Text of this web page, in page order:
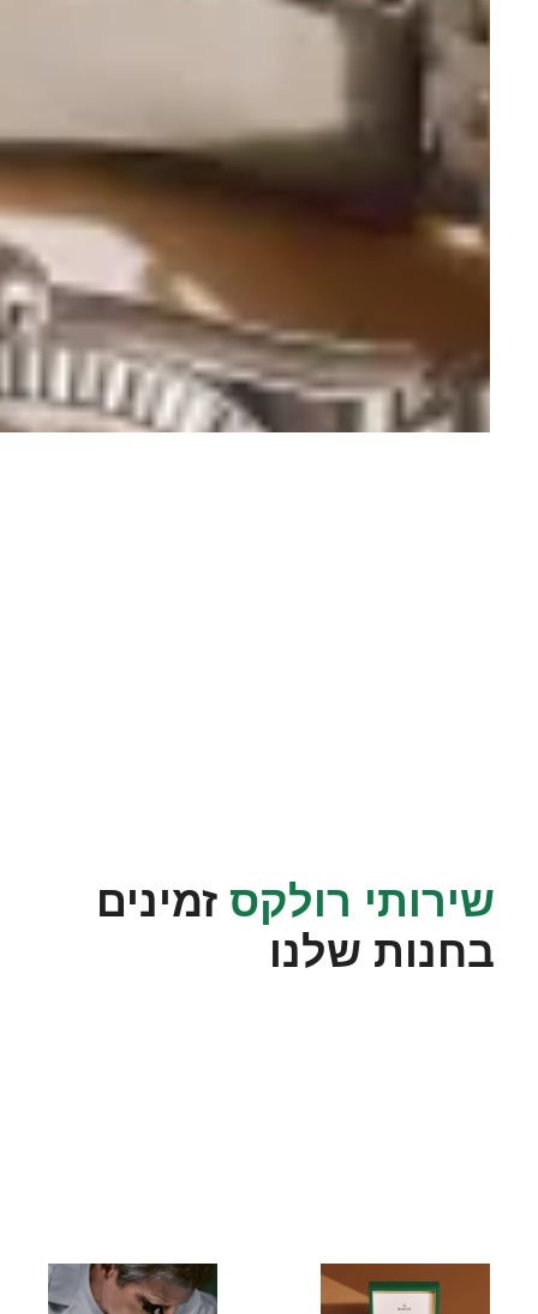
שירותי רולקסזמינים
בחנות שלנו